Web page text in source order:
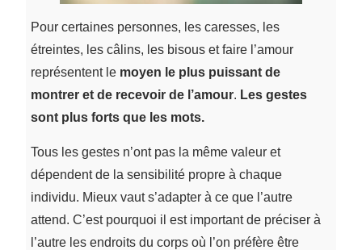
Pour certaines personnes, les caresses, les
étreintes, les câlins, les bisous et faire l’amour
représentent le moyen le plus puissant de
montrer et de recevoir de l’amour. Les gestes
sont plus forts que les mots.
Tous les gestes n’ont pas la même valeur et
dépendent de la sensibilité propre à chaque
individu. Mieux vaut s’adapter à ce que l’autre
attend. C’est pourquoi il est important de préciser à
l’autre les endroits du corps où l’on préfère être